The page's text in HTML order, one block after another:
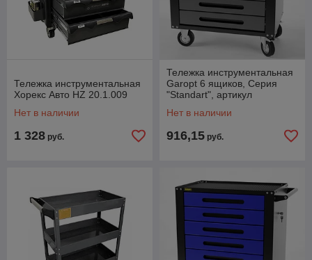
Тележка инструментальная
Хорекс Авто HZ 20.1.009
Нет в наличии
1 328 руб.
Тележка инструментальная
Garopt 6 ящиков, Серия
"Standart", артикул
Нет в наличии
916,15 руб.